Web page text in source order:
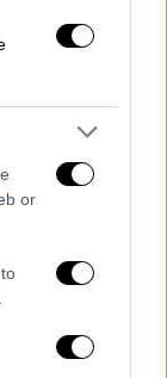
or
από τις
53 ήταν σε
για
461
μη χρήση